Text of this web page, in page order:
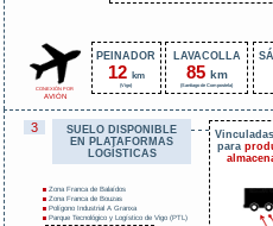
CONEXIÓN POR
AVIÓN
PEINADOR
12 km
(Vigo)
LAVACOLLA
85 km
(Santiago de Compostela)
3
SUELO DISPONIBLE
EN PLATAFORMAS
LOGÍSTICAS
Zona Franca de Balaídos
Zona Franca de Bouzas
Polígono Industrial A Granxa
Parque Tecnológico y Logístico de Vigo (PTL)
Vinculadas
para